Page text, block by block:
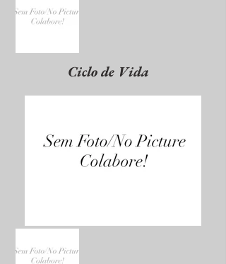
Ciclo de Vida